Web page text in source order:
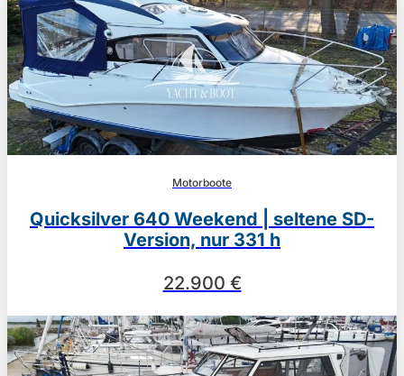
Motorboote
Quicksilver 640 Weekend | seltene SD-
Version, nur 331 h
22.900 €